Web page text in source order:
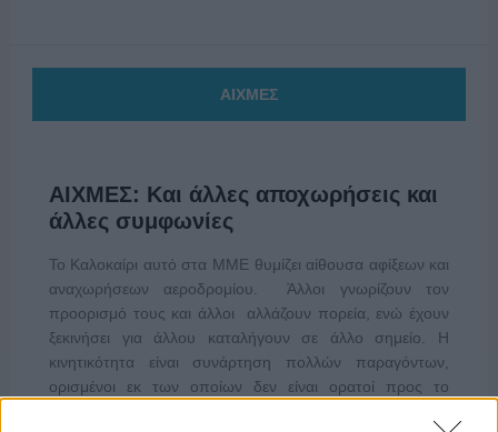
ΑΙΧΜΕΣ
ΑΙΧΜΕΣ: Και άλλες αποχωρήσεις και
άλλες συμφωνίες
Το Καλοκαίρι αυτό στα ΜΜΕ θυμίζει αίθουσα αφίξεων και
αναχωρήσεων αεροδρομίου. Άλλοι γνωρίζουν τον
προορισμό τους και άλλοι αλλάζουν πορεία, ενώ έχουν
ξεκινήσει για άλλου καταλήγουν σε άλλο σημείο. Η
κινητικότητα είναι συνάρτηση πολλών παραγόντων,
ορισμένοι εκ των οποίων δεν είναι ορατοί προς το